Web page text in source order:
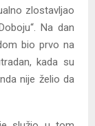
zlostavljao
Na dan
bio prvo na
kada su
nije želio da